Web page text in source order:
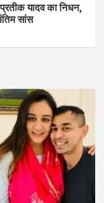
यादव का निधन,
सांस